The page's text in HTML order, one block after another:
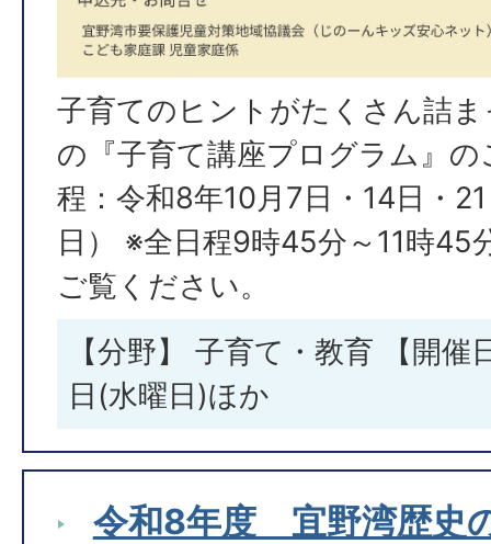
子育てのヒントがたくさん詰
の『子育て講座プログラム』
程：令和8年10月7日・14日・
日） ※全日程9時45分～11時45
ご覧ください。
【分野】 子育て・教育 【開
日(水曜日)ほか
令和8年度 宜野湾歴史